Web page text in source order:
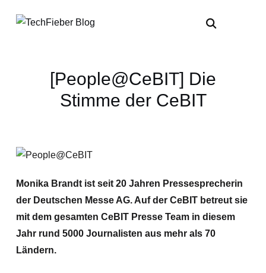
[People@CeBIT] Die
Stimme der CeBIT
Monika Brandt ist seit 20 Jahren Pressesprecherin
der Deutschen Messe AG. Auf der CeBIT betreut sie
mit dem gesamten CeBIT Presse Team in diesem
Jahr rund 5000 Journalisten aus mehr als 70
Ländern.